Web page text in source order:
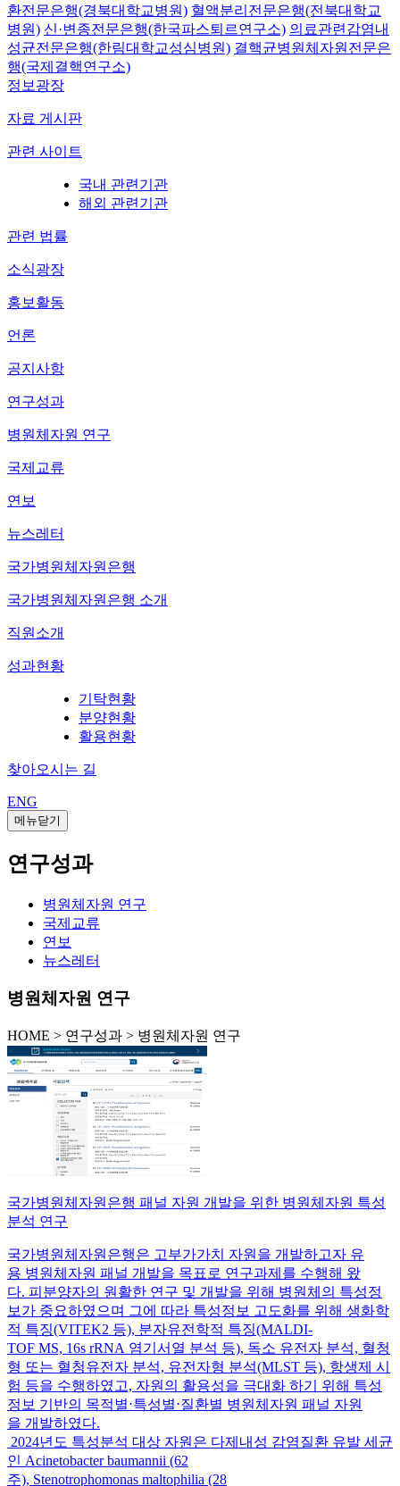
환전문은행(경북대학교병원) 혈액분리전문은행(전북대학교
병원) 신·변종전문은행(한국파스퇴르연구소) 의료관련감염내
성균전문은행(한림대학교성심병원) 결핵균병원체자원전문은
행(국제결핵연구소)
정보광장
자료 게시판
관련 사이트
국내 관련기관
해외 관련기관
관련 법률
소식광장
홍보활동
언론
공지사항
연구성과
병원체자원 연구
국제교류
연보
뉴스레터
국가병원체자원은행
국가병원체자원은행 소개
직원소개
성과현황
기탁현황
분양현황
활용현황
찾아오시는 길
ENG
메뉴닫기
연구성과
병원체자원 연구
국제교류
연보
뉴스레터
병원체자원 연구
HOME > 연구성과 > 병원체자원 연구
국가병원체자원은행 패널 자원 개발을 위한 병원체자원 특성
분석 연구
국가병원체자원은행은 고부가가치 자원을 개발하고자 유
용 병원체자원 패널 개발을 목표로 연구과제를 수행해 왔
다. 피분양자의 원활한 연구 및 개발을 위해 병원체의 특성정
보가 중요하였으며 그에 따라 특성정보 고도화를 위해 생화학
적 특징(VITEK2 등), 분자유전학적 특징(MALDI-
TOF MS, 16s rRNA 염기서열 분석 등), 독소 유전자 분석, 혈청
형 또는 혈청유전자 분석, 유전자형 분석(MLST 등), 항생제 시
험 등을 수행하였고, 자원의 활용성을 극대화 하기 위해 특성
정보 기반의 목적별⋅특성별⋅질환별 병원체자원 패널 자원
을 개발하였다.
2024년도 특성분석 대상 자원은 다제내성 감염질환 유발 세균
인 Acinetobacter baumannii (62
주), Stenotrophomonas maltophilia (28